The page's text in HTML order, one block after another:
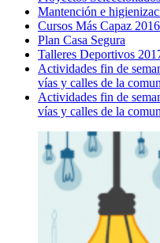
Mantención e
Cursos Más Capaz 2016
Plan Casa Segura
Talleres Deportivos
Actividades fin de
vías y calles de la
Actividades fin de
vías y calles de la